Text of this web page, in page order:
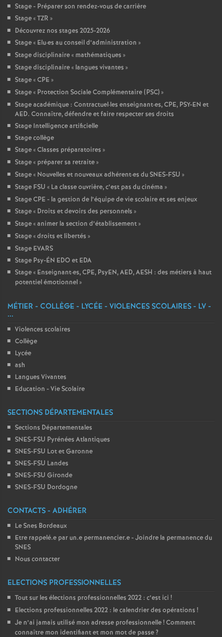
Stage - Préparer son rendez-vous de carrière
Stage «TZR »
Découvrez nos stages 2025-2026
Stage « Elu·es au conseil d’administration »
Stage disciplinaire « mathématiques »
Stage disciplinaire « langues vivantes »
Stage «CPE »
Stage « Protection Sociale Complémentaire (PSC)»
Stage académique : Contractuel·les enseignant·es, CPE, PSY-EN et
AED. Connaître, défendre et faire respecter ses droits
Stage Intelligence artificielle
Stage collège
Stage «Classes préparatoires »
Stage « préparer sa retraite»
Stage « Nouvelles et nouveaux adhérent·es du SNES-FSU »
Stage FSU « La classe ouvrière, c’est pas du cinéma »
Stage CPE - la gestion de l’équipe de vie scolaire et ses enjeux
Stage « Droits et devoirs des personnels »
Stage «animer la section d’établissement»
Stage «droits et libertés »
Stage EVARS
Stage Psy-ÉN EDO et EDA
Stage « Enseignant·es, CPE, PsyEN, AED, AESH : des métiers à haut
potentiel émotionnel»
MÉTIER - COLLÈGE - LYCÉE - VIOLENCES SCOLAIRES - LV -
...
Violences scolaires
Collège
Lycée
ash
Langues Vivantes
Education - Vie Scolaire
SECTIONS DÉPARTEMENTALES
Sections Départementales
SNES-FSU Pyrénées Atlantiques
SNES-FSU Lot et Garonne
SNES-FSU Landes
SNES-FSU Gironde
SNES-FSU Dordogne
CONTACTS - ADHÉRER
Le Snes Bordeaux
Etre rappelé.e par un.e permanencier.e - Joindre la permanence du
SNES
Nous contacter
ELECTIONS PROFESSIONNELLES
Tout sur les élections professionnelles 2022 : c’est ici !
Elections professionnelles 2022 : le calendrier des opérations !
Je n’ai jamais utilisé mon adresse professionnelle! Comment
connaître mon identifiant et mon mot de passe?